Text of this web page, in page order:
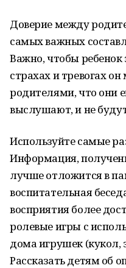
Доверие между
самых важных
Важно, чтобы ребенок
страхах и тревогах
родителями, что они
выслушают, и не
Используйте самые
Информация,
лучше отложится в
воспитательная
восприятия более
ролевые игры с
дома игрушек (кукол,
Рассказать детям об